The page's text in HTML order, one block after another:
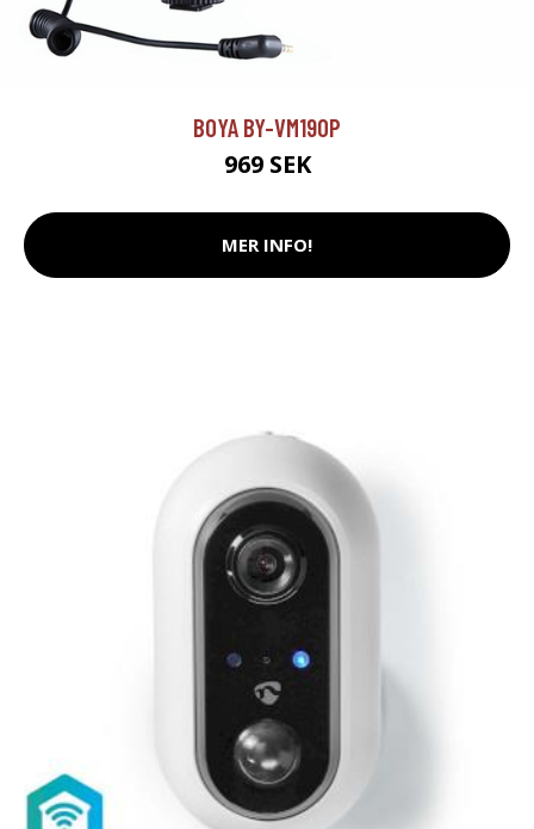
BOYA BY-VM190P
969 SEK
MER INFO!